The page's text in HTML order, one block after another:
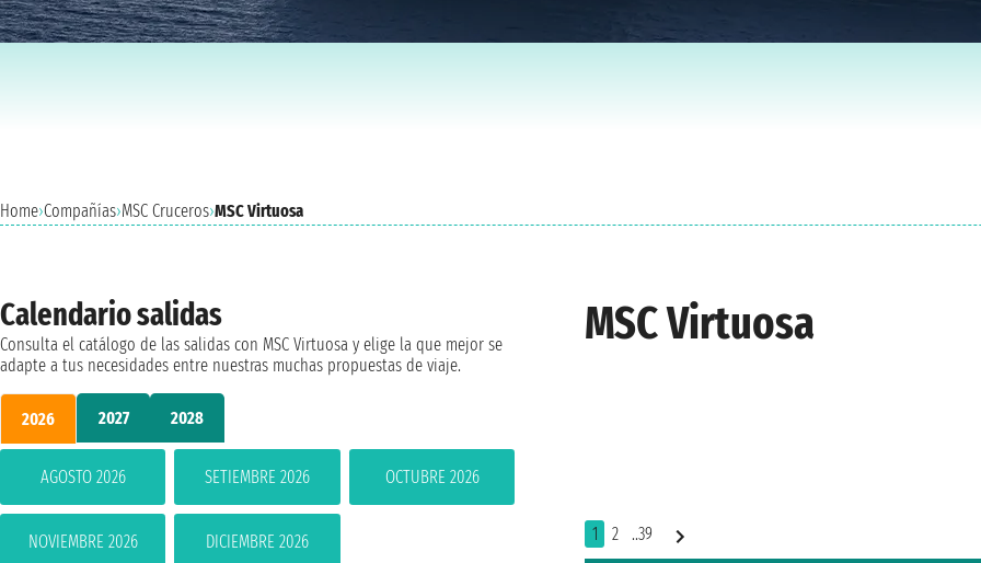
Home›Compañías›MSC Cruceros›MSC Virtuosa
MSC Virtuosa
1 2 ..39
Calendario salidas
Consulta el catálogo de las salidas con MSC Virtuosa y elige la que mejor se
adapte a tus necesidades entre nuestras muchas propuestas de viaje.
2026 2027 2028
AGOSTO 2026 SETIEMBRE 2026 OCTUBRE 2026
NOVIEMBRE 2026 DICIEMBRE 2026